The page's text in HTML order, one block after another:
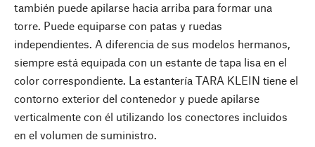
también puede apilarse hacia arriba para formar una
torre. Puede equiparse con patas y ruedas
independientes. A diferencia de sus modelos hermanos,
siempre está equipada con un estante de tapa lisa en el
color correspondiente. La estantería TARA KLEIN tiene el
contorno exterior del contenedor y puede apilarse
verticalmente con él utilizando los conectores incluidos
en el volumen de suministro.